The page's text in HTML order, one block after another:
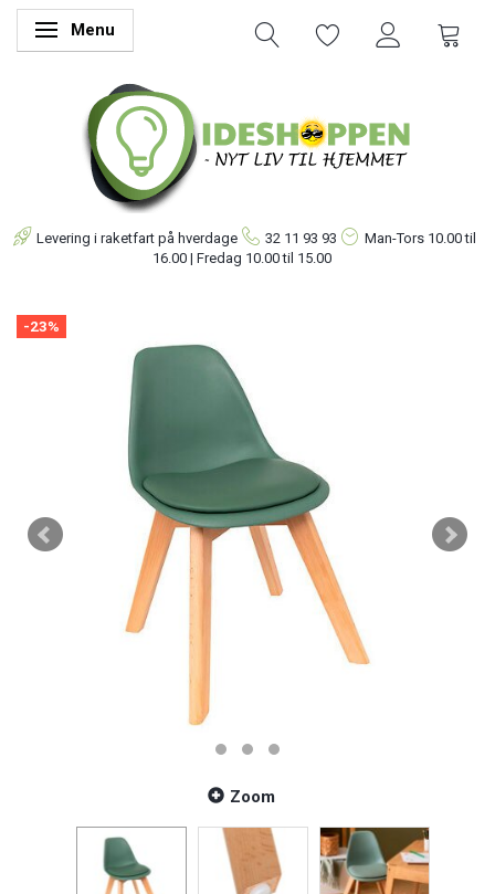
Skifte navigation
Menu
Levering i raketfart på hverdage 32 11 93 93 Man-Tors 10.00 til
16.00 | Fredag 10.00 til 15.00
-23%
Zoom